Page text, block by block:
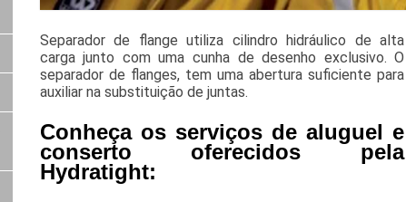
Separador de flange utiliza cilindro hidráulico de alta
carga junto com uma cunha de desenho exclusivo. O
separador de flanges, tem uma abertura suficiente para
auxiliar na substituição de juntas.
Conheça os serviços de aluguel e
conserto oferecidos pela
Hydratight: